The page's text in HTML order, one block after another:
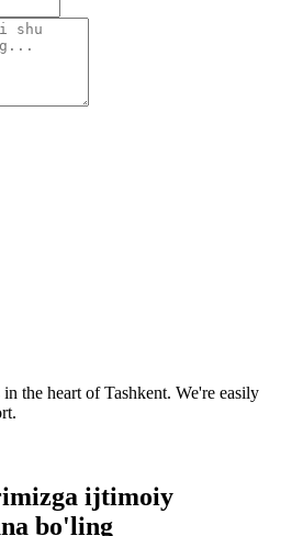
the heart of Tashkent. We're easily
ijtimoiy
bo'ling